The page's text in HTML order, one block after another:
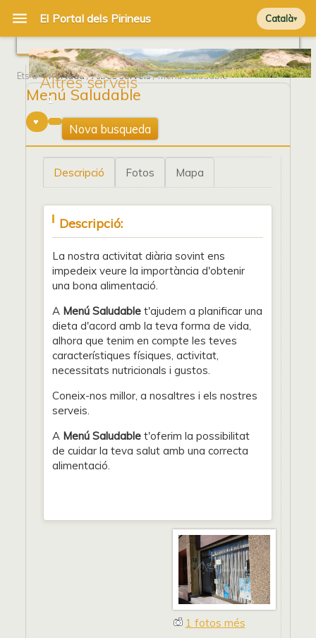
Català
Altres serveis
Ets a Portada/Altres serveis/ Menú Saludable
Menú Saludable
1
Nova busqueda
Descripció Fotos Mapa
Descripció:
La nostra activitat diària sovint ens
impedeix veure la importància d'obtenir
una bona alimentació.
A Menú Saludable t'ajudem a planificar una
dieta d'acord amb la teva forma de vida,
alhora que tenim en compte les teves
característiques físiques, activitat,
necessitats nutricionals i gustos.
Coneix-nos millor, a nosaltres i els nostres
serveis.
A Menú Saludable t'oferim la possibilitat
de cuidar la teva salut amb una correcta
alimentació.
1 fotos més